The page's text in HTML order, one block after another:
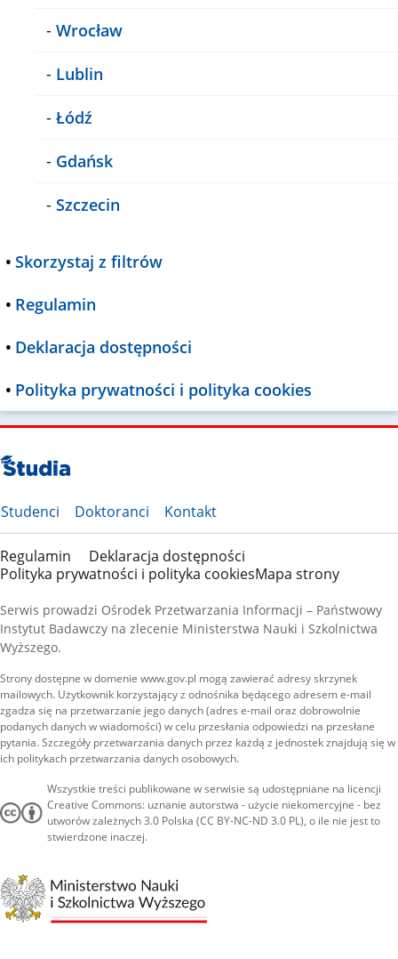
- Wrocław
- Lublin
- Łódź
- Gdańsk
- Szczecin
• Skorzystaj z filtrów
• Regulamin
• Deklaracja dostępności
• Polityka prywatności i polityka cookies
Studenci Doktoranci Kontakt
Regulamin
Deklaracja dostępności
Polityka prywatności i polityka cookiesMapa strony
Serwis prowadzi Ośrodek Przetwarzania Informacji – Państwowy
Instytut Badawczy na zlecenie Ministerstwa Nauki i Szkolnictwa
Wyższego.
Strony dostępne w domenie www.gov.pl mogą zawierać adresy skrzynek
mailowych. Użytkownik korzystający z odnośnika będącego adresem e-mail
zgadza się na przetwarzanie jego danych (adres e-mail oraz dobrowolnie
podanych danych w wiadomości) w celu przesłania odpowiedzi na przesłane
pytania. Szczegóły przetwarzania danych przez każdą z jednostek znajdują się w
ich politykach przetwarzania danych osobowych.
Wszystkie treści publikowane w serwisie są udostępniane na licencji
Creative Commons: uznanie autorstwa - użycie niekomercyjne - bez
utworów zależnych 3.0 Polska (CC BY-NC-ND 3.0 PL), o ile nie jest to
stwierdzone inaczej.